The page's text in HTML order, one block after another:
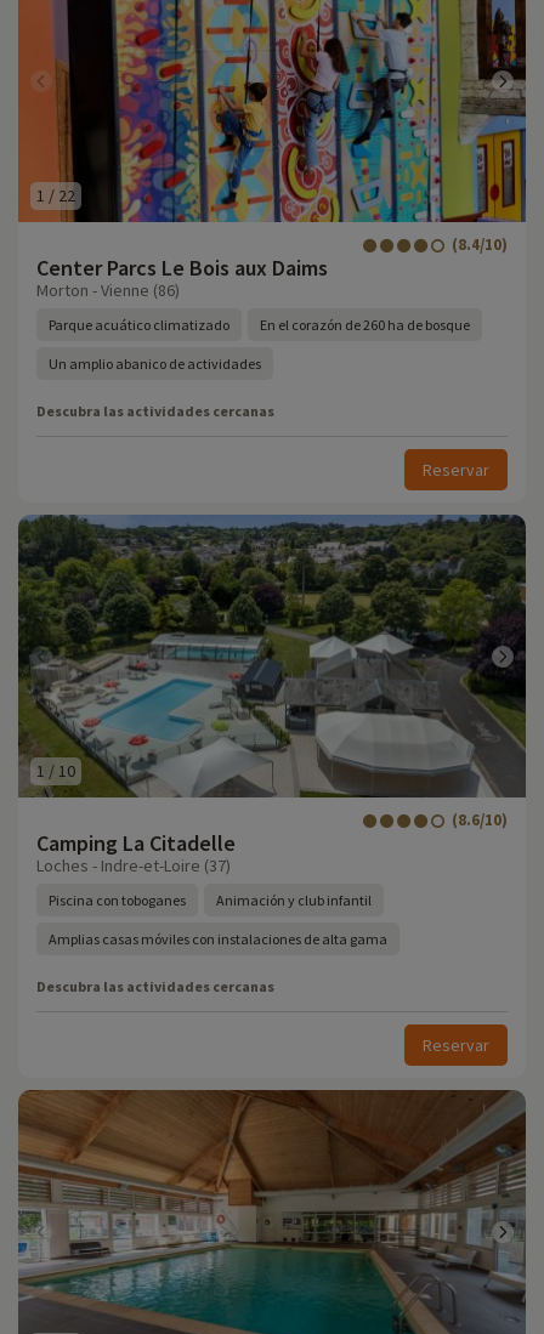
1 / 22
Center Parcs Le Bois aux Daims
(8.4/10)
Morton - Vienne (86)
Parque acuático climatizado En el corazón de 260 ha de bosque
Un amplio abanico de actividades
Descubra las actividades cercanas
Reservar
1 / 10
Camping La Citadelle
(8.6/10)
Loches - Indre-et-Loire (37)
Piscina con toboganes Animación y club infantil
Amplias casas móviles con instalaciones de alta gama
Descubra las actividades cercanas
Reservar